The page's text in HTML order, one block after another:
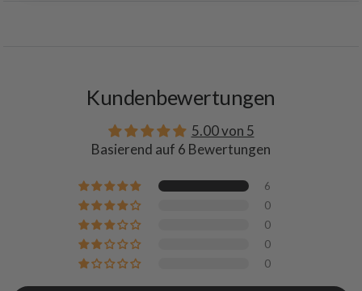
Kundenbewertungen
5.00 von 5
Basierend auf 6 Bewertungen
6
0
0
0
0